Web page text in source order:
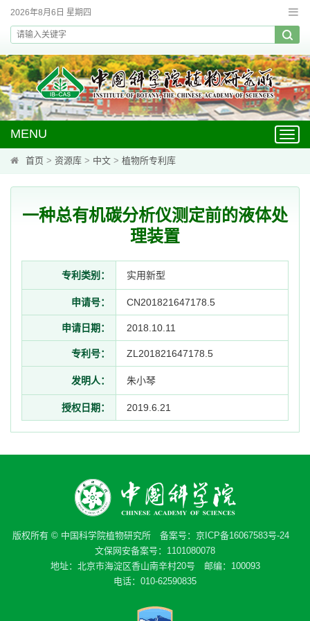
2026年8月6日 星期四
MENU
首页 > 资源库 > 中文 > 植物所专利库
一种总有机碳分析仪测定前的液体处
理装置
专利类别： 实用新型
申请号： CN201821647178.5
申请日期： 2018.10.11
专利号： ZL201821647178.5
发明人： 朱小琴
授权日期： 2019.6.21
版权所有 © 中国科学院植物研究所 备案号： 京ICP备16067583号-24
文保网安备案号：1101080078
地址：北京市海淀区香山南辛村20号 邮编：100093
电话：010-62590835